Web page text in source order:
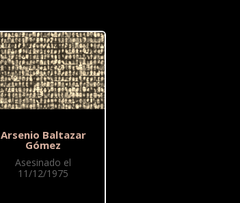
Arsenio Baltazar
Gómez
Asesinado el
11/12/1975